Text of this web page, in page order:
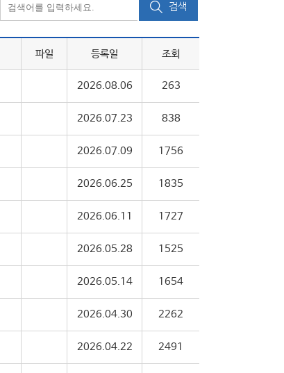
검색
파일 등록일 조회
2026.08.06 263
2026.07.23 838
2026.07.09 1756
2026.06.25 1835
2026.06.11 1727
2026.05.28 1525
2026.05.14 1654
2026.04.30 2262
2026.04.22 2491